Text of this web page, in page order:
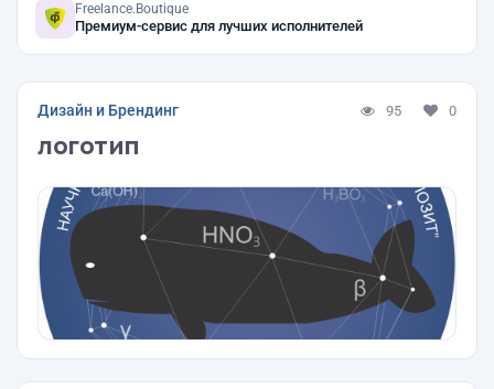
Freelance.Boutique
Премиум-сервис для лучших исполнителей
Дизайн и Брендинг 95 0
логотип